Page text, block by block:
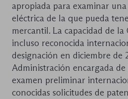
apropiada para examinar
eléctrica de la que pueda
mercantil. La capacidad de la
incluso reconocida
designación en diciembre de
Administración encargada
examen preliminar
conocidas solicitudes de